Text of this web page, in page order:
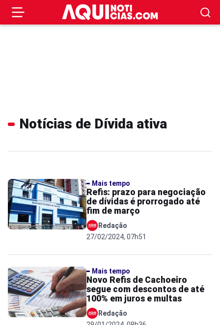
Notícias de Dívida ativa
Mais tempo
Refis: prazo para negociação
de dívidas é prorrogado até
fim de março
Redação
27/02/2024, 07h51
Mais tempo
Novo Refis de Cachoeiro
segue com descontos de até
100% em juros e multas
Redação